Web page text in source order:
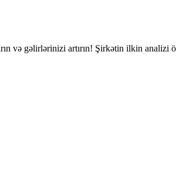
və gəlirlərinizi artırın! Şirkətin ilkin